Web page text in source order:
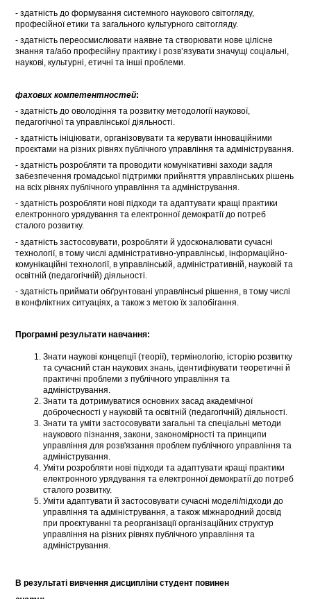
- здатність до формування системного наукового світогляду,
професійної етики та загального культурного світогляду.
- здатність переосмислювати наявне та створювати нове цілісне
знання та/або професійну практику і розв’язувати значущі соціальні,
наукові, культурні, етичні та інші проблеми.
фахових компетентностей:
- здатність до оволодіння та розвитку методології наукової,
педагогічної та управлінської діяльності.
- здатність ініціювати, організовувати та керувати інноваційними
проєктами на різних рівнях публічного управління та адміністрування.
- здатність розробляти та проводити комунікативні заходи задля
забезпечення громадської підтримки прийняття управлінських рішень
на всіх рівнях публічного управління та адміністрування.
- здатність розробляти нові підходи та адаптувати кращі практики
електронного урядування та електронної демократії до потреб
сталого розвитку.
- здатність застосовувати, розробляти й удосконалювати сучасні
технології, в тому числі адміністративно-управлінські, інформаційно-
комунікаційні технології, в управлінській, адміністративній, науковій та
освітній (педагогічній) діяльності.
- здатність приймати обґрунтовані управлінські рішення, в тому числі
в конфліктних ситуаціях, а також з метою їх запобігання.
Програмні результати навчання:
Знати наукові концепції (теорії), термінологію, історію розвитку
та сучасний стан наукових знань, ідентифікувати теоретичні й
практичні проблеми з публічного управління та
адміністрування.
Знати та дотримуватися основних засад академічної
доброчесності у науковій та освітній (педагогічній) діяльності.
Знати та уміти застосовувати загальні та спеціальні методи
наукового пізнання, закони, закономірності та принципи
управління для розв'язання проблем публічного управління та
адміністрування.
Уміти розробляти нові підходи та адаптувати кращі практики
електронного урядування та електронної демократії до потреб
сталого розвитку.
Уміти адаптувати й застосовувати сучасні моделі/підходи до
управління та адміністрування, а також міжнародний досвід
при проєктуванні та реорганізації організаційних структур
управління на різних рівнях публічного управління та
адміністрування.
В результаті вивчення дисципліни студент повинен